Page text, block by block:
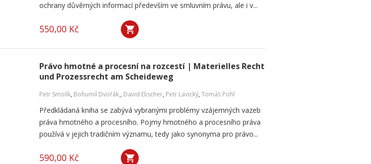
ochrany důvěrných informací především ve smluvním právu, ale i v...
550,00 Kč
Právo hmotné a procesní na rozcestí | Materielles Recht
und Prozessrecht am Scheideweg
Petr Smolík, Bohumil Dvořák,, David Elischer, Petr Lavický, Tomáš Pohl
Předkládaná kniha se zabývá vybranými problémy vzájemných vazeb
práva hmotného a procesního. Pojmy hmotného a procesního práva
používá v jejich tradičním významu, tedy jako synonyma pro právo...
590,00 Kč